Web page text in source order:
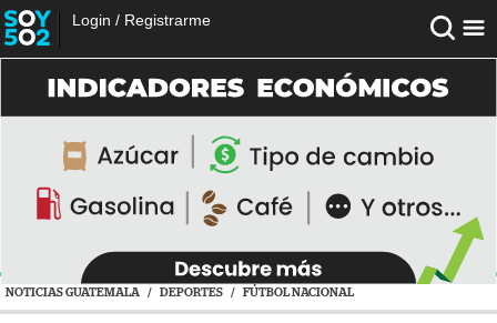
Login / Registrarme
NOTICIAS GUATEMALA / DEPORTES / FÚTBOL NACIONAL